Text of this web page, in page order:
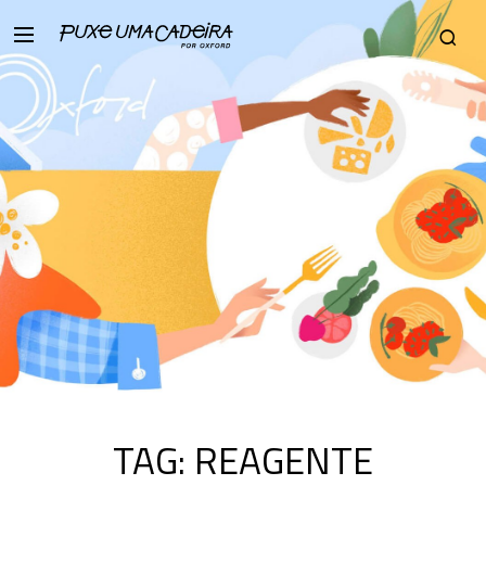
TAG: REAGENTE